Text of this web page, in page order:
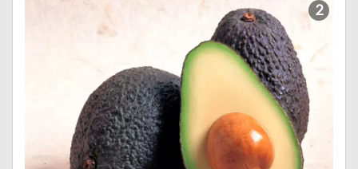
2